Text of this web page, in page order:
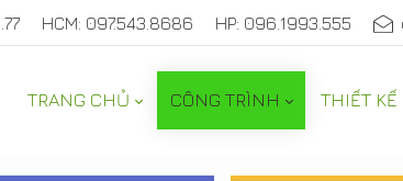
HCM: 097.543.8686 HP: 096.1993.555
TRANG CHỦ CÔNG TRÌNH THIẾT